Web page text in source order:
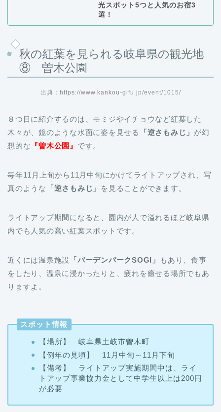
光スポット5つと人気のお宿3
選！
秋の紅葉を見られる岐阜県の観光地
⑧ 曽木公園
出典：https://www.kankou-gifu.jp/event/1015/
８つ目に紹介するのは、モミジやイチョウなど紅葉した
木々が、鏡のような水面に姿を見せる
「逆さもみじ」 が幻
想的な 『曽木公園』 です。
毎年11月上旬から11月中旬にかけてライトアップされ、写
真のような
「逆さもみじ」 を見ることができます。
ライトアップ期間になると、園内が人で溢れるほど岐阜県
内でも人気の高い紅葉スポットです。
近くには温泉施設 「バーデンパークSOGI」
もあり、食事
をしたり、温泉に浸かったりと、疲れを癒せる場所でもあ
りますよ。
スポット情報
【場所】 岐阜県土岐市曽木町
【例年の見頃】 11月中旬～11月下旬
【備考】 ライトアップ実施期間中は、ライ
トアップ事業協力金として中学生以上は200円
が必要